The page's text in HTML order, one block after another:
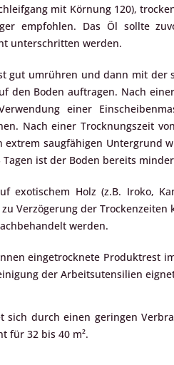
mit Körnung 120),
empfohlen. Das Öl sollte
unterschritten werden.
gut umrühren und dann mit
den Boden auftragen. Nach
einer
Nach einer Trocknungszeit
extrem saugfähigen Untergrund
Tagen ist der Boden bereits
exotischem Holz (z.B. Iroko,
Verzögerung der
werden.
eingetrocknete Produktrest
der Arbeitsutensilien
sich durch einen geringen
für 32 bis 40 m².